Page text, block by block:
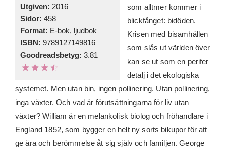
Utgiven: 2016
Sidor: 458
Format: E-bok, ljudbok
ISBN: 9789127149816
Goodreadsbetyg: 3.81
som alltmer kommer i
blickfånget: bidöden.
Krisen med bisamhällen
som slås ut världen över
kan se ut som en perifer
detalj i det ekologiska
systemet. Men utan bin, ingen pollinering. Utan pollinering,
inga växter. Och vad är förutsättningarna för liv utan
växter? William är en melankolisk biolog och fröhandlare i
England 1852, som bygger en helt ny sorts bikupor för att
ge ära och berömmelse åt sig själv och familjen. George